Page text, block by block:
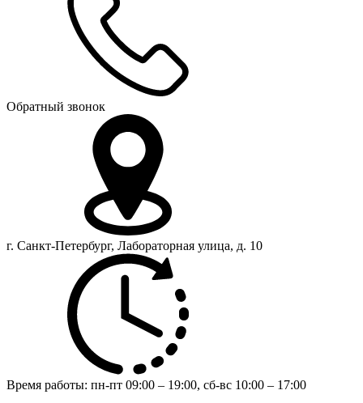
Обратный звонок
г. Санкт-Петербург, Лабораторная улица, д. 10
Время работы: пн-пт 09:00 – 19:00, сб-вс 10:00 – 17:00